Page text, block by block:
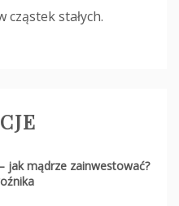
stałych.
jak mądrze zainwestować?